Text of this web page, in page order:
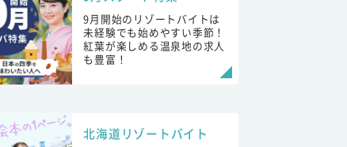
9月開始のリゾートバイトは
未経験でも始めやすい季節！
紅葉が楽しめる温泉地の求人
も豊富！
北海道リゾートバイト